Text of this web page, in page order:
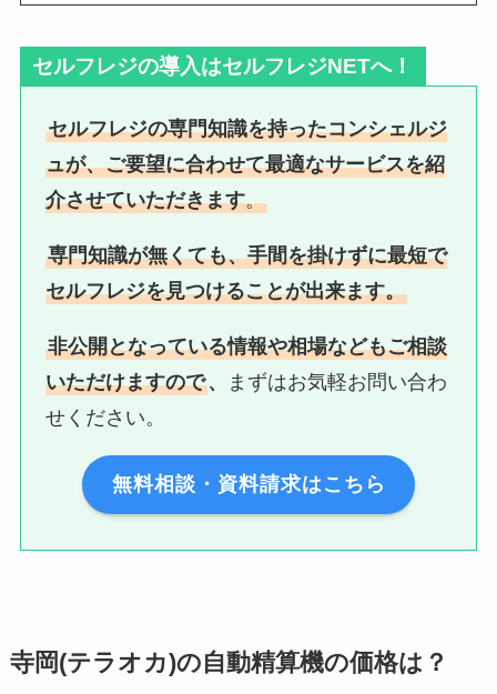
セルフレジの導入はセルフレジNETへ！
セルフレジの専門知識を持ったコンシェルジ
ュが、ご要望に合わせて最適なサービスを紹
介させていただきます。
専門知識が無くても、手間を掛けずに最短で
セルフレジを見つけることが出来ます。
非公開となっている情報や相場などもご相談
いただけますので、
まずはお気軽お問い合わ
せください。
無料相談・資料請求はこちら
寺岡(テラオカ)の自動精算機の価格は？